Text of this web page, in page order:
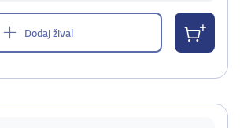
Dodaj žival